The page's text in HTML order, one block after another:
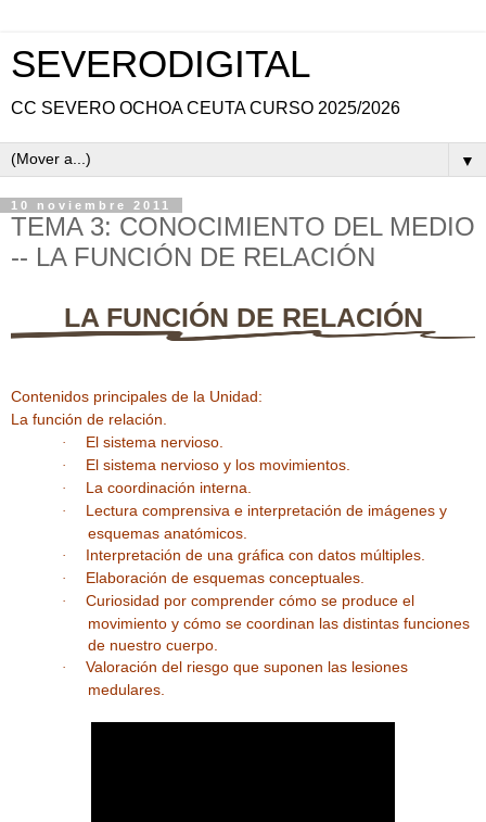
SEVERODIGITAL
CC SEVERO OCHOA CEUTA CURSO 2025/2026
▼
10 noviembre 2011
TEMA 3: CONOCIMIENTO DEL MEDIO
-- LA FUNCIÓN DE RELACIÓN
LA FUNCIÓN DE RELACIÓN
Contenidos principales de la Unidad:
La función de relación.
· El sistema nervioso.
· El sistema nervioso y los movimientos.
· La coordinación interna.
·
Lectura comprensiva e interpretación de imágenes y
esquemas anatómicos.
· Interpretación de una gráfica con datos múltiples.
· Elaboración de esquemas conceptuales.
·
Curiosidad por comprender cómo se produce el
movimiento y cómo se coordinan las distintas funciones
de nuestro cuerpo.
·
Valoración del riesgo que suponen las lesiones
medulares.